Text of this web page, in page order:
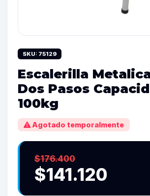
SKU: 75129
Escalerilla
Dos Pasos
100kg
Agotado temporalmente
$176.400
$141.120